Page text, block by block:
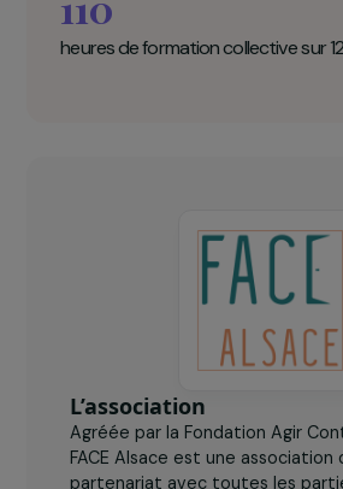
36
heures de formation collective